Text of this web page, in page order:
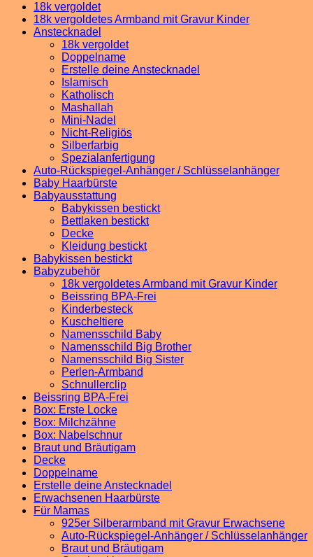
quantity
18k vergoldet
18k vergoldetes Armband mit Gravur Kinder
Anstecknadel
18k vergoldet
Doppelname
Erstelle deine Anstecknadel
Islamisch
Katholisch
Mashallah
Mini-Nadel
Nicht-Religiös
Silberfarbig
Spezialanfertigung
Auto-Rückspiegel-Anhänger / Schlüsselanhänger
Baby Haarbürste
Babyausstattung
Babykissen bestickt
Bettlaken bestickt
Decke
Kleidung bestickt
Babykissen bestickt
Babyzubehör
18k vergoldetes Armband mit Gravur Kinder
Beissring BPA-Frei
Kinderbesteck
Kuscheltiere
Namensschild Baby
Namensschild Big Brother
Namensschild Big Sister
Perlen-Armband
Schnullerclip
Beissring BPA-Frei
Box: Erste Locke
Box: Milchzähne
Box: Nabelschnur
Braut und Bräutigam
Decke
Doppelname
Erstelle deine Anstecknadel
Erwachsenen Haarbürste
Für Mamas
925er Silberarmband mit Gravur Erwachsene
Auto-Rückspiegel-Anhänger / Schlüsselanhänger
Braut und Bräutigam